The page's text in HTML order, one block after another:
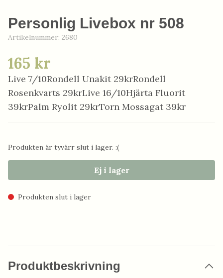
Personlig Livebox nr 508
Artikelnummer: 2680
165 kr
Live 7/10Rondell Unakit 29krRondell
Rosenkvarts 29krLive 16/10Hjärta Fluorit
39krPalm Ryolit 29krTorn Mossagat 39kr
Produkten är tyvärr slut i lager. :(
Ej i lager
Produkten slut i lager
Produktbeskrivning